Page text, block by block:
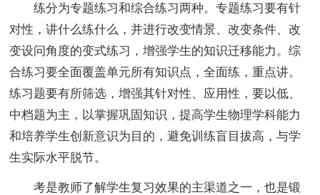
练分为专题练习和综合练习两种。专题练习要有针
对性，讲什么练什么，并进行改变情景、改变条件、改
变设问角度的变式练习，增强学生的知识迁移能力。综
合练习要全面覆盖单元所有知识点，全面练，重点讲。
练习题要有所筛选，增强其针对性、应用性，要以低、
中档题为主，以掌握巩固知识，提高学生物理学科能力
和培养学生创新意识为目的，避免训练盲目拔高，与学
生实际水平脱节。
考是教师了解学生复习效果的主渠道之一，也是锻